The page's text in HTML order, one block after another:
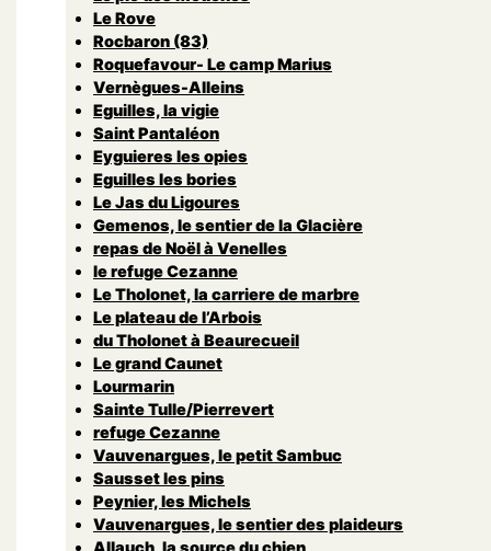
Le Rove
Rocbaron (83)
Roquefavour- Le camp Marius
Vernègues-Alleins
Eguilles, la vigie
Saint Pantaléon
Eyguieres les opies
Eguilles les bories
Le Jas du Ligoures
Gemenos, le sentier de la Glacière
repas de Noël à Venelles
le refuge Cezanne
Le Tholonet, la carriere de marbre
Le plateau de l’Arbois
du Tholonet à Beaurecueil
Le grand Caunet
Lourmarin
Sainte Tulle/Pierrevert
refuge Cezanne
Vauvenargues, le petit Sambuc
Sausset les pins
Peynier, les Michels
Vauvenargues, le sentier des plaideurs
Allauch, la source du chien